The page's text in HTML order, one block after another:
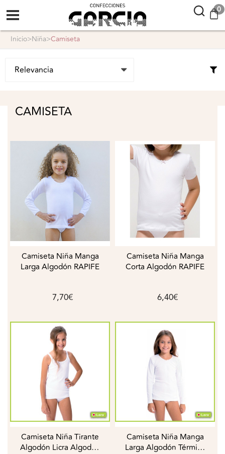
confeccionesgarcia 0
inicio> niña> camiseta
CAMISETA
Camiseta Niña Manga
Larga Algodón RAPIFE
7,70€
Camiseta Niña Manga
Corta Algodón RAPIFE
6,40€
Camiseta Niña Tirante
Algodón Licra Algodón
Camiseta Niña Manga
Larga Algodón Térmico